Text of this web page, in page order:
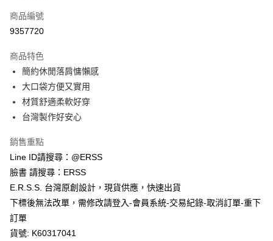
２．便利：只要手機號碼，簡訊認證，即可結帳。
３．安心：先確認商品／服務後，再付款。
【「AFTEE先享後付」結帳流程】
１．於結帳方式選擇「AFTEE先享後付」後，將跳轉至「AFTEE先享後付」
結帳頁面，進行簡訊認證並確認金額後，即可完成結帳。
２．訂單成立數日內，您將收到繳費通知簡訊。
ATM／網路銀行／等多元方式進行付款，方視為交易完成。
※ 請注意：結帳手續完成當下不需立刻繳費，但若您需要取消訂單，請聯絡
後付繳納相關費用。
※ 交易是否成功請以「AFTEE先享後付 」之結帳頁面顯示為準，若有關於
是否繳費成功／繳費後需取消欲退款等相關疑問，請聯繫「AFTEE先享後付
客戶支援中心」https://netprotections.freshdesk.com/support/home
【注意事項】
１．透過由恩沛科技股份有限公司提供之「AFTEE先享後付」服務完成之交
易，需依本服務之必要範圍內提供個人資料，並將交易相關給付款項請求債
２．關於個人資料處理事宜，請瀏覽以下網址：
運送方式
全家取貨付款
付款後全家取貨
每筆NT$80，滿NT$1,200(含以上)免運費
付款後萊爾富取貨
7-11取貨付款
每筆NT$80，滿NT$1,200(含以上)免運費
付款後7-11取貨
商品編號
9357720
商品特色
簡約休閒落肩慵懶感
大口袋方便又實用
材質舒適柔軟好穿
台灣製作好安心
銷售重點
Line ID請搜尋：@ERSS
臉書 請搜尋：ERSS
E.R.S.S. 台灣原創設計，現貨供應，快速出貨
下標後無法改單，需修改請登入-會員系統-交易紀錄-取消訂單-重下
訂單
貨號: K60317041